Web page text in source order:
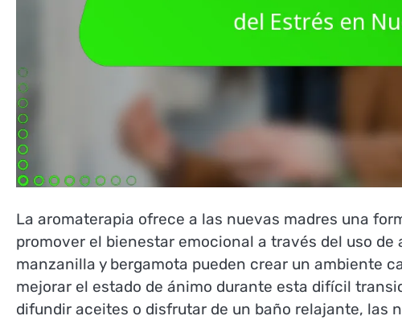
La aromaterapia ofrece a las nuevas madres una
promover el bienestar emocional a través del uso
manzanilla y bergamota pueden crear un ambiente
mejorar el estado de ánimo durante esta difícil
difundir aceites o disfrutar de un baño relajante, las